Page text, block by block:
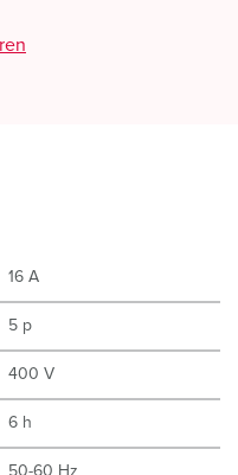
16 A
5 p
400 V
6 h
50-60 Hz